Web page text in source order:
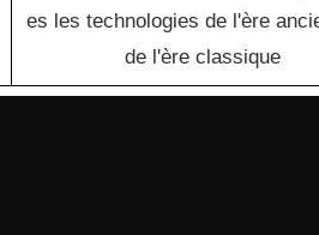
es les technologies de l'ère
de l'ère classique